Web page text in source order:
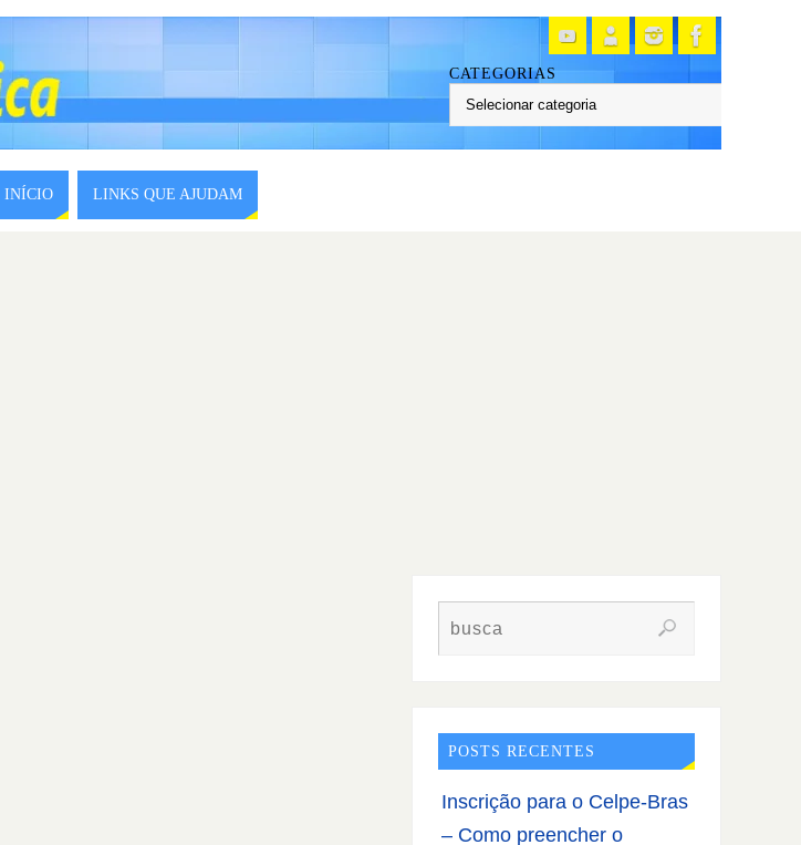
CATEGORIAS
INÍCIO LINKS QUE AJUDAM
POSTS RECENTES
Inscrição para o Celpe-Bras
– Como preencher o